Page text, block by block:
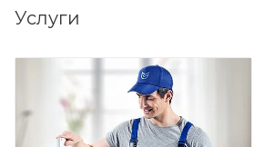
Услуги